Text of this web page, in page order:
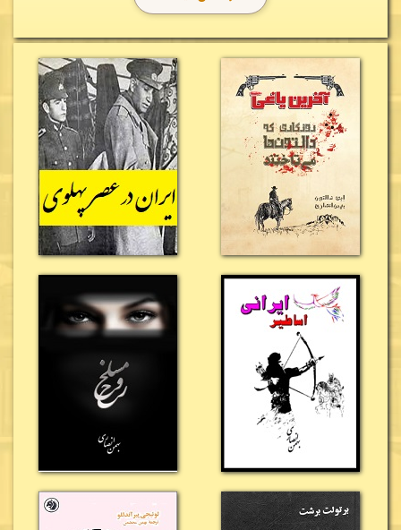
تمدن تنها با ثروت یا منابع طبیعی به وجود نمی‌آید،
بلکه زیرساخت‌های ارتباطی و حمل‌ونقل نقش اساسی در
توسعه کشورها دارند.نویسنده به زیبایی نشان می‌دهد که
چگونه ساخت راه‌آهن سراسری آمریکا توانست شرق و غرب
این سرزمین پهناور را به یکدیگر متصل کند و زمینه‌ساز
شکل‌گیری اقتصادی قدرتمند، توسعه شهرها، رونق تجارت و
گسترش صنعت شود.
عنوان«اسب آتشی»
نیز اشاره‌ای شاعرانه به لوکوموتیوهای
بخار دارد؛ ماشین‌هایی که برای مردم آن دوران شگفت‌انگیز
بودند و با دود، آتش و صدای مهیب خود، نماد ورود عصر
صنعت محسوب می‌شدند. این اسب‌های آهنین نه‌تنها
مسیر سفر و تجارت را دگرگون کردند، بلکه تاریخ آمریکا را نیز
وارد مرحله‌ای تازه ساختند؛ مرحله‌ای که بسیاری از مورخان
آن را نقطه آغاز تبدیل شدن ایالات متحده به یکی از
قدرت‌های بزرگ صنعتی جهان می‌دانند.
روبرت اولمان در این رمان، تنها به توصیف پیشرفت‌های
فنی نمی‌پردازد، بلکه تصویری زنده از زندگی مردم آن دوران
ارائه می‌دهد. خواننده در کنار مهندسان، کارگران،
سرمایه‌گذاران، مهاجران و ماجراجویان، سختی‌های ساخت
راه‌آهن، رقابت‌های اقتصادی، خطر حملات راهزنان،
مشکلات طبیعی و امید انسان‌هایی را دنبال می‌کند که
رؤیای ساخت آمریکایی نوین را در سر داشتند. همین تلفیق
تاریخ و داستان، کتاب را به اثری جذاب و پرکشش تبدیل
کرده است.